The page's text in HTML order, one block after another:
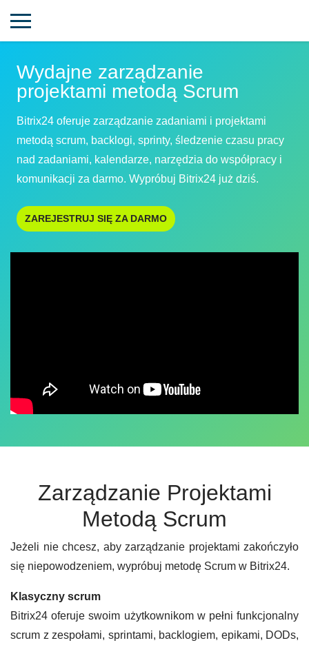
Wydajne zarządzanie
projektami metodą Scrum
Bitrix24 oferuje zarządzanie zadaniami i projektami
metodą scrum, backlogi, sprinty, śledzenie czasu pracy
nad zadaniami, kalendarze, narzędzia do współpracy i
komunikacji za darmo. Wypróbuj Bitrix24 już dziś.
ZAREJESTRUJ SIĘ ZA DARMO
Zarządzanie Projektami
Metodą Scrum
Jeżeli nie chcesz, aby zarządzanie projektami zakończyło
się niepowodzeniem, wypróbuj metodę Scrum w Bitrix24.
Klasyczny scrum
Bitrix24 oferuje swoim użytkownikom w pełni funkcjonalny
scrum z zespołami, sprintami, backlogiem, epikami, DODs,